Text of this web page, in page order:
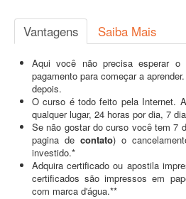
Vantagens Saiba Mais
Aqui você não precisa esperar o
pagamento para começar a
depois.
O curso é todo feito pela Internet.
qualquer lugar, 24 horas por dia, 7
Se não gostar do curso você tem 7
pagina de contato) o
investido.*
Adquira certificado ou apostila
certificados são impressos em
com marca d'água.**